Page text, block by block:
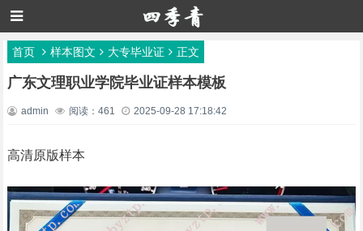
首页 样本图文 大专毕业证 正文
广东文理职业学院毕业证样本模板
admin 阅读：461 2025-09-28 17:18:42
高清原版样本